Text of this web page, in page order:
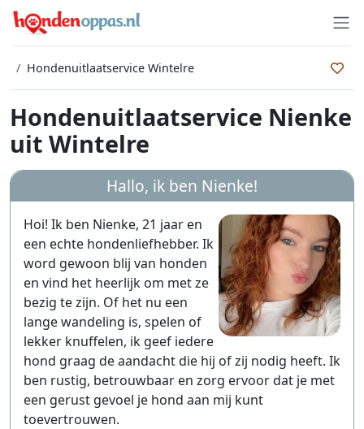
Hondenuitlaatservice Wintelre
Hondenuitlaatservice Nienke
uit Wintelre
Hallo, ik ben Nienke!
Hoi! Ik ben Nienke, 21 jaar en
een echte hondenliefhebber. Ik
word gewoon blij van honden
en vind het heerlijk om met ze
bezig te zijn. Of het nu een
lange wandeling is, spelen of
lekker knuffelen, ik geef iedere
hond graag de aandacht die hij of zij nodig heeft. Ik
ben rustig, betrouwbaar en zorg ervoor dat je met
een gerust gevoel je hond aan mij kunt
toevertrouwen.